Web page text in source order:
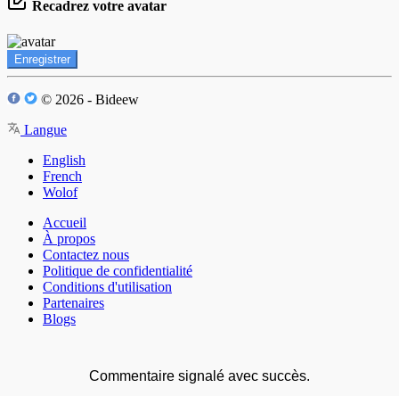
Recadrez votre avatar
Enregistrer
© 2026 - Bideew
Langue
English
French
Wolof
Accueil
À propos
Contactez nous
Politique de confidentialité
Conditions d'utilisation
Partenaires
Blogs
Commentaire signalé avec succès.